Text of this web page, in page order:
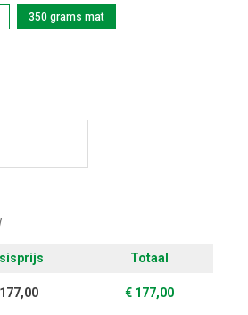
350 grams mat
Totaal
177,00 € 177,00